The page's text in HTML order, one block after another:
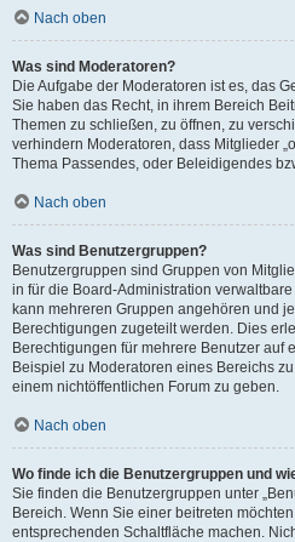
Nach oben
Was sind Moderatoren?
Die Aufgabe der Moderatoren ist es, das
Sie haben das Recht, in ihrem Bereich
Themen zu schließen, zu öffnen, zu
verhindern Moderatoren, dass Mitglieder
Thema Passendes, oder Beleidigendes
Nach oben
Was sind Benutzergruppen?
Benutzergruppen sind Gruppen von
in für die Board-Administration
kann mehreren Gruppen angehören und
Berechtigungen zugeteilt werden. Dies
Berechtigungen für mehrere Benutzer auf
Beispiel zu Moderatoren eines Bereichs
einem nichtöffentlichen Forum zu geben.
Nach oben
Wo finde ich die Benutzergruppen und
Sie finden die Benutzergruppen unter
Bereich. Wenn Sie einer beitreten
entsprechenden Schaltfläche machen.